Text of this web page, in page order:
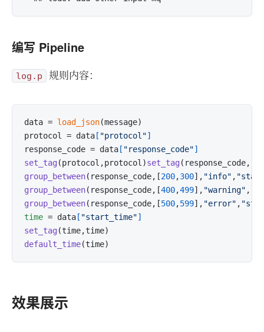
编写 Pipeline
log.p 规则内容：
data = load_json(message)
protocol = data[ "protocol"]
response_code = data[ "response_code"]
set_tag (protocol,protocol)set_tag
group_between(response_code,[200,300], "info" ,
group_between(response_code,[400,499], "warning" ,
group_between(response_code,[500,599], "error" ,
time = data[ "start_time"]
set_tag (time,time)
default_time(time)
效果展示